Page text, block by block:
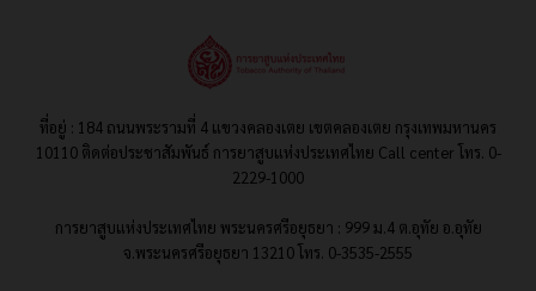
ที่อยู่ : 184 ถนนพระรามที่ 4 แขวงคลองเตย เขตคลองเตย กรุงเทพมหานคร
10110 ติดต่อประชาสัมพันธ์ การยาสูบแห่งประเทศไทย Call center โทร. 0-
2229-1000
การยาสูบแห่งประเทศไทย พระนครศรีอยุธยา : 999 ม.4 ต.อุทัย อ.อุทัย
จ.พระนครศรีอยุธยา 13210 โทร. 0-3535-2555